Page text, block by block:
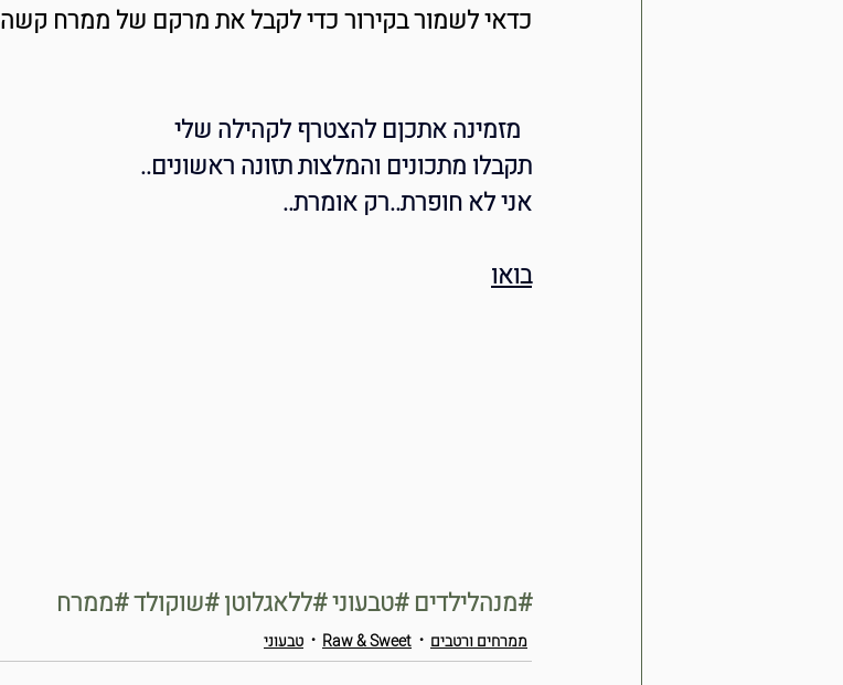
כדאי לשמור בקירור כדי לקבל את מרקם של ממרח קשה
מזמינה אתכןם להצטרף לקהילה שלי
תקבלו מתכונים והמלצות תזונה ראשונים..
אני לא חופרת..רק אומרת..
בואו
#מנהלילדים #טבעוני#ללאגלוטן#שוקולד#ממרח
ממרחים ורטבים Raw & Sweet טבעוני